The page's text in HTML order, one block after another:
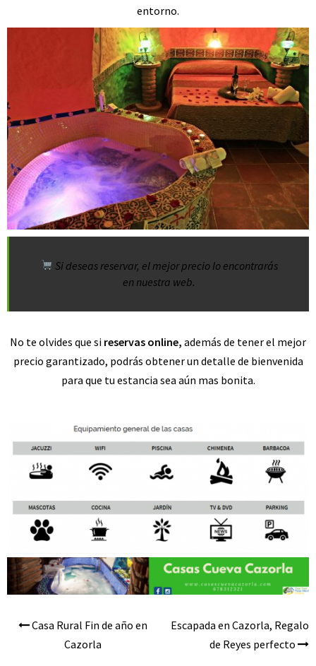
entorno.
Si deseas reservar, el mejor precio lo encontrarás
en nuestra web.
No te olvides que si reservas online, además de tener el mejor
precio garantizado, podrás obtener un detalle de bienvenida
para que tu estancia sea aún mas bonita.
Navegación
Casa Rural Fin de año en
Cazorla
Escapada en Cazorla, Regalo
de Reyes perfecto